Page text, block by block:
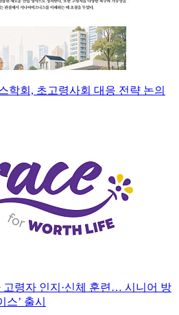
학회, 초고령사회 대응 전략 논의
고령자 인지·신체 훈련… 시니어 방
스’ 출시